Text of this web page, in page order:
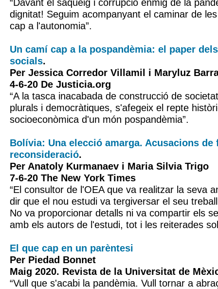
“Davant el saqueig i corrupció enmig de la
dignitat! Seguim acompanyant el caminar de
cap a l'autonomia”.
Un camí cap a la pospandèmia: el paper
socials.
Per Jessica Corredor Villamil i Maryluz
4-6-20 De Justicia.org
“A la tasca inacabada de construcció de
plurals i democràtiques, s'afegeix el repte
socioeconòmica d'un món pospandèmia”.
Bolívia: Una elecció amarga. Acusacions de
reconsideració.
Per Anatoly Kurmanaev i Maria Silvia Trigo
7-6-20 The New York Times
“El consultor de l'OEA que va realitzar la seva
dir que el nou estudi va tergiversar el seu
No va proporcionar detalls ni va compartir els
amb els autors de l'estudi, tot i les reiterades
El que cap en un parèntesi
Per Piedad Bonnet
Maig 2020. Revista de la Universitat de
“Vull que s'acabi la pandèmia. Vull tornar a